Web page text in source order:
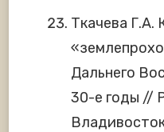
Ткачева Г.А.
Дальнего
30-е годы //